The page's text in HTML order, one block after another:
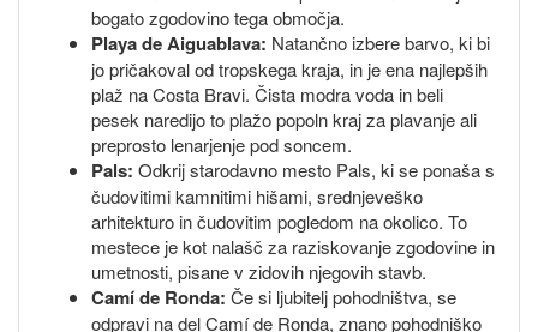
bogato zgodovino tega območja.
Playa de Aiguablava: Natančno izbere barvo, ki bi
jo pričakoval od tropskega kraja, in je ena najlepših
plaž na Costa Bravi. Čista modra voda in beli
pesek naredijo to plažo popoln kraj za plavanje ali
preprosto lenarjenje pod soncem.
Pals: Odkrij starodavno mesto Pals, ki se ponaša s
čudovitimi kamnitimi hišami, srednjeveško
arhitekturo in čudovitim pogledom na okolico. To
mestece je kot nalašč za raziskovanje zgodovine in
umetnosti, pisane v zidovih njegovih stavb.
Camí de Ronda: Če si ljubitelj pohodništva, se
odpravi na del Camí de Ronda, znano pohodniško